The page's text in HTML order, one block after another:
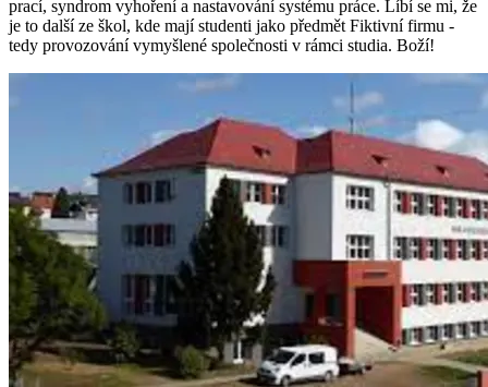
prací, syndrom vyhoření a nastavování systému práce. Líbí se mi, že
je to další ze škol, kde mají studenti jako předmět Fiktivní firmu -
tedy provozování vymyšlené společnosti v rámci studia. Boží!